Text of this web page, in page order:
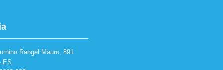
Rangel Mauro, 891
ES